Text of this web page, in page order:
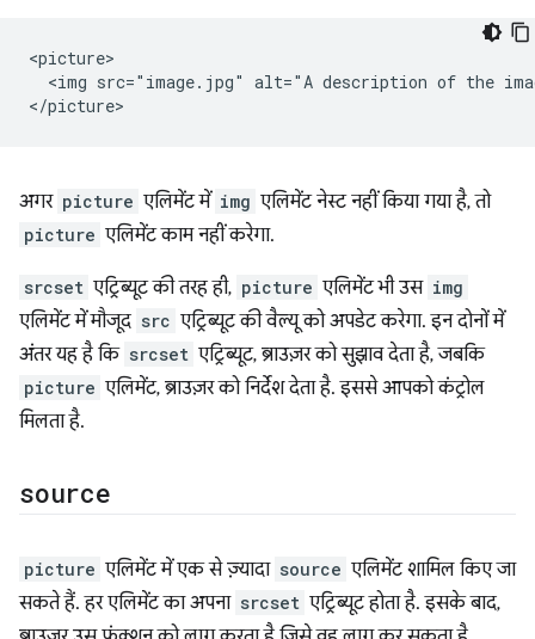
<picture>
<img src="image.jpg" alt="A description of the
अगर picture एलिमेंट में img एलिमेंट नेस्ट नहीं किया गया है, तो
picture एलिमेंट काम नहीं करेगा.
srcset एट्रिब्यूट की तरह ही, picture एलिमेंट भी उस img
एलिमेंट में मौजूद src एट्रिब्यूट की वैल्यू को अपडेट करेगा. इन दोनों में
अंतर यह है कि srcset एट्रिब्यूट, ब्राउज़र को सुझाव देता है, जबकि
picture एलिमेंट, ब्राउज़र को निर्देश देता है. इससे आपको कंट्रोल
मिलता है.
source
picture एलिमेंट में एक से ज़्यादा source एलिमेंट शामिल किए जा
सकते हैं. हर एलिमेंट का अपना srcset एट्रिब्यूट होता है. इसके बाद,